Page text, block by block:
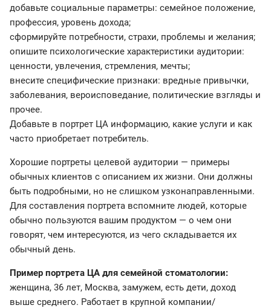
добавьте социальные параметры: семейное положение,
профессия, уровень дохода;
сформируйте потребности, страхи, проблемы и желания;
опишите психологические характеристики аудитории:
ценности, увлечения, стремления, мечты;
внесите специфические признаки: вредные привычки,
заболевания, вероисповедание, политические взгляды и
прочее.
Добавьте в портрет ЦА информацию, какие услуги и как
часто приобретает потребитель.
Хорошие портреты целевой аудитории — примеры
обычных клиентов с описанием их жизни. Они должны
быть подробными, но не слишком узконаправленными.
Для составления портрета вспомните людей, которые
обычно пользуются вашим продуктом — о чем они
говорят, чем интересуются, из чего складывается их
обычный день.
Пример портрета ЦА для семейной стоматологии:
женщина, 36 лет, Москва, замужем, есть дети, доход
выше среднего. Работает в крупной компании/